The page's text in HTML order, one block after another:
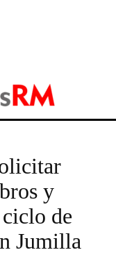
y
de
Jumilla